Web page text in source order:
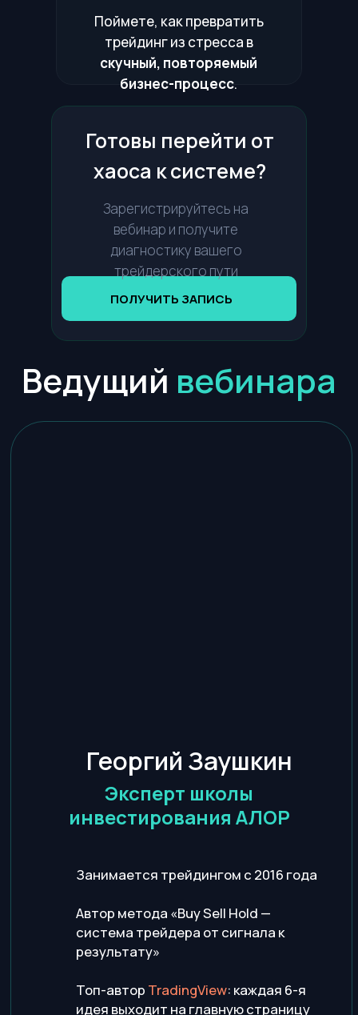
Поймете, как превратить
трейдинг из стресса в
скучный, повторяемый
бизнес-процесс.
ПОЛУЧИТЬ ЗАПИСЬ
Зарегистрируйтесь на
вебинар и получите
диагностику вашего
трейдерского пути
Готовы перейти от
хаоса к системе?